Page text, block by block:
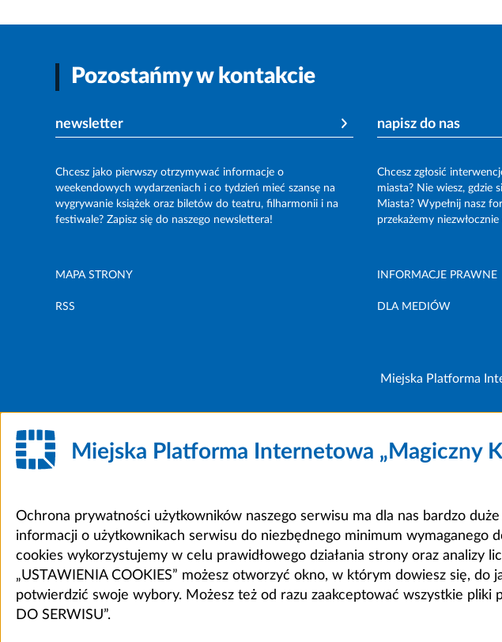
Pozostańmy w kontakcie
newsletter
Chcesz jako pierwszy otrzymywać informacje o
weekendowych wydarzeniach i co tydzień mieć szansę na
wygrywanie książek oraz biletów do teatru, filharmonii i na
festiwale? Zapisz się do naszego newslettera!
napisz do nas
Chcesz zgłosić
miasta? Nie wiesz, gdzie
Miasta? Wypełnij nasz
przekażemy
MAPA STRONY INFORMACJE PRAWNE
RSS DLA MEDIÓW
Miejska Platforma
Miejska Platforma Internetowa „Magiczny
Ochrona prywatności użytkowników naszego serwisu ma dla nas bardzo
informacji o użytkownikach serwisu do niezbędnego minimum wymaganego
cookies wykorzystujemy w celu prawidłowego działania strony oraz analizy
„USTAWIENIA COOKIES” możesz otworzyć okno, w którym dowiesz się,
potwierdzić swoje wybory. Możesz też od razu zaakceptować wszystkie pliki
DO SERWISU”.